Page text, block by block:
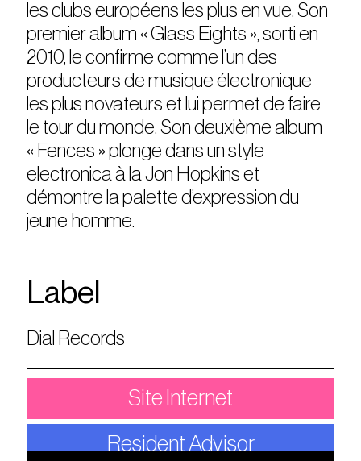
les clubs européens les plus en vue. Son
premier album « Glass Eights », sorti en
2010, le confirme comme l’un des
producteurs de musique électronique
les plus novateurs et lui permet de faire
le tour du monde. Son deuxième album
« Fences » plonge dans un style
electronica à la Jon Hopkins et
démontre la palette d’expression du
jeune homme.
Label
Dial Records
Site Internet
Resident Advisor